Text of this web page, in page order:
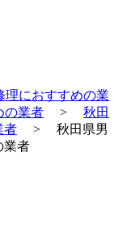
理におすすめの業
の業者 > 秋田
者 > 秋田県男
業者